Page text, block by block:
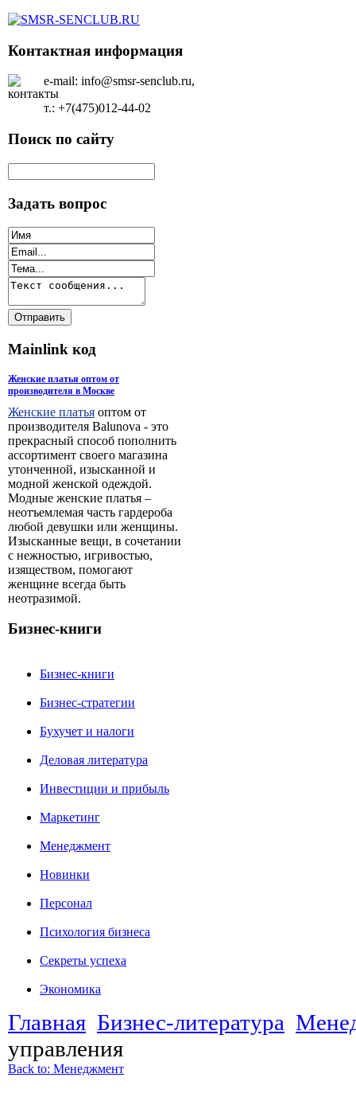
Контактная информация
e-mail: info@smsr-senclub.ru,
т.: +7(475)012-44-02
Поиск по сайту
Задать вопрос
Mainlink код
Женские платья оптом от
производителя в Москве
Женские платья оптом от
производителя Balunova - это
прекрасный способ пополнить
ассортимент своего магазина
утонченной, изысканной и
модной женской одеждой.
Модные женские платья –
неотъемлемая часть гардероба
любой девушки или женщины.
Изысканные вещи, в сочетании
с нежностью, игривостью,
изяществом, помогают
женщине всегда быть
неотразимой.
Бизнес-книги
Бизнес-книги
Бизнес-стратегии
Бухучет и налоги
Деловая литература
Инвестиции и прибыль
Маркетинг
Менеджмент
Новинки
Персонал
Психология бизнеса
Секреты успеха
Экономика
Главная Бизнес-литература
управления
Back to: Менеджмент